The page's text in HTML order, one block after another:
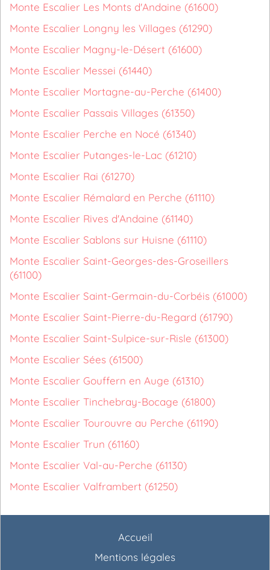
Monte Escalier Les Monts d'Andaine (61600)
Monte Escalier Longny les Villages (61290)
Monte Escalier Magny-le-Désert (61600)
Monte Escalier Messei (61440)
Monte Escalier Mortagne-au-Perche (61400)
Monte Escalier Passais Villages (61350)
Monte Escalier Perche en Nocé (61340)
Monte Escalier Putanges-le-Lac (61210)
Monte Escalier Rai (61270)
Monte Escalier Rémalard en Perche (61110)
Monte Escalier Rives d'Andaine (61140)
Monte Escalier Sablons sur Huisne (61110)
Monte Escalier Saint-Georges-des-Groseillers
(61100)
Monte Escalier Saint-Germain-du-Corbéis (61000)
Monte Escalier Saint-Pierre-du-Regard (61790)
Monte Escalier Saint-Sulpice-sur-Risle (61300)
Monte Escalier Sées (61500)
Monte Escalier Gouffern en Auge (61310)
Monte Escalier Tinchebray-Bocage (61800)
Monte Escalier Tourouvre au Perche (61190)
Monte Escalier Trun (61160)
Monte Escalier Val-au-Perche (61130)
Monte Escalier Valframbert (61250)
Accueil
Mentions légales